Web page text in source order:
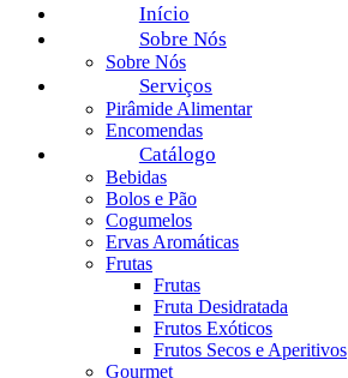
Início
Sobre Nós
Sobre Nós
Serviços
Pirâmide Alimentar
Encomendas
Catálogo
Bebidas
Bolos e Pão
Cogumelos
Ervas Aromáticas
Frutas
Frutas
Fruta Desidratada
Frutos Exóticos
Frutos Secos e Aperitivos
Gourmet